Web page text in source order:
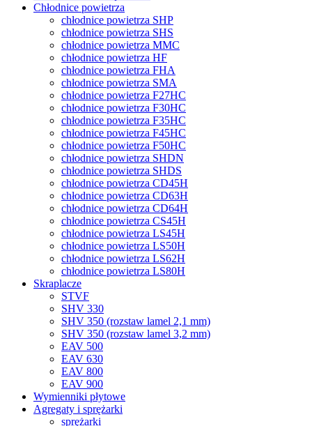
Chłodnice powietrza
chłodnice powietrza SHP
chłodnice powietrza SHS
chłodnice powietrza MMC
chłodnice powietrza HF
chłodnice powietrza FHA
chłodnice powietrza SMA
chłodnice powietrza F27HC
chłodnice powietrza F30HC
chłodnice powietrza F35HC
chłodnice powietrza F45HC
chłodnice powietrza F50HC
chłodnice powietrza SHDN
chłodnice powietrza SHDS
chłodnice powietrza CD45H
chłodnice powietrza CD63H
chłodnice powietrza CD64H
chłodnice powietrza CS45H
chłodnice powietrza LS45H
chłodnice powietrza LS50H
chłodnice powietrza LS62H
chłodnice powietrza LS80H
Skraplacze
STVF
SHV 330
SHV 350 (rozstaw lamel 2,1 mm)
SHV 350 (rozstaw lamel 3,2 mm)
EAV 500
EAV 630
EAV 800
EAV 900
Wymienniki płytowe
Agregaty i sprężarki
sprężarki